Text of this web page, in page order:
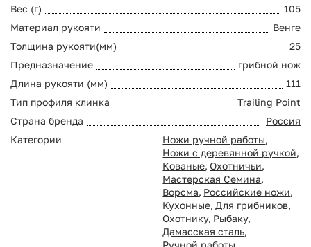
Вес (г)
105
Материал рукояти
Венге
Толщина рукояти(мм)
25
Предназначение
грибной нож
Длина рукояти (мм)
111
Тип профиля клинка
Trailing Point
Страна бренда
Россия
Категории
Ножи ручной работы,
Ножи с деревянной ручкой,
Кованые, Охотничьи,
Мастерская Семина,
Ворсма, Российские ножи,
Кухонные, Для грибников,
Охотнику, Рыбаку,
Дамасская сталь,
Ручной работы,